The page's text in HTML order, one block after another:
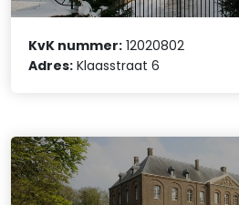
KvK nummer: 12020802
Adres: Klaasstraat 6